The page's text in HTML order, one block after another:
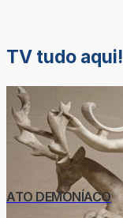
TV tudo aqui!
ATO DEMONÍACO